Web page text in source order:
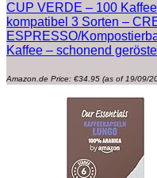
CUP VERDE – 100
kompatibel 3 Sorten –
ESPRESSO/
Kaffee – schonend
Amazon.de Price: €34.95 (as of 19/09/